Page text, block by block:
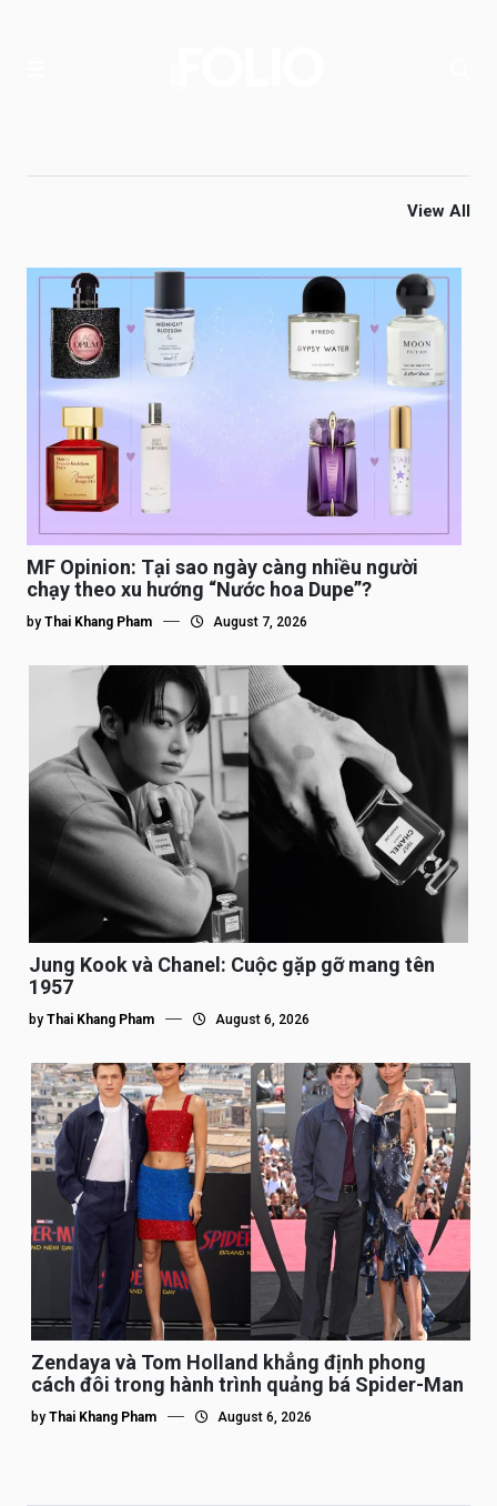
View All
MF Opinion: Tại sao ngày càng nhiều người
chạy theo xu hướng “Nước hoa Dupe”?
by Thai Khang Pham August 7, 2026
Jung Kook và Chanel: Cuộc gặp gỡ mang tên
1957
by Thai Khang Pham August 6, 2026
Zendaya và Tom Holland khẳng định phong
cách đôi trong hành trình quảng bá Spider-Man
by Thai Khang Pham August 6, 2026